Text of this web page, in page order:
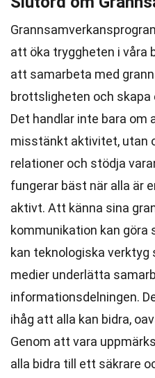
att öka tryggheten i våra
att samarbeta med
brottsligheten och skapa
Det handlar inte bara
misstänkt aktivitet, utan
relationer och stödja
fungerar bäst när alla är
aktivt. Att känna sina
kommunikation kan göra
kan teknologiska verktyg
medier underlätta
informationsdelningen.
ihåg att alla kan bidra,
Genom att vara
alla bidra till ett säkrare